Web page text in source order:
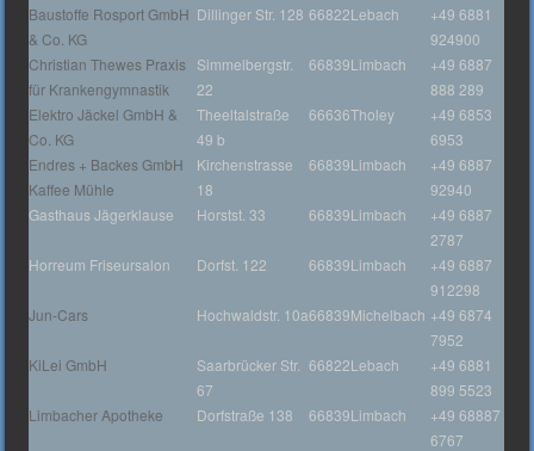
Baustoffe Rosport GmbH
& Co. KG
Dillinger Str. 128 66822Lebach
+49 6881
924900
Christian Thewes Praxis
für Krankengymnastik
Simmelbergstr.
22
66839Limbach
+49 6887
888 289
Elektro Jäckel GmbH &
Co. KG
Theeltalstraße
49 b
66636Tholey
+49 6853
6953
Endres + Backes GmbH
Kaffee Mühle
Kirchenstrasse
18
66839Limbach
+49 6887
92940
Gasthaus Jägerklause
Horstst. 33 66839Limbach
+49 6887
2787
Horreum Friseursalon
Dorfst. 122 66839Limbach
+49 6887
912298
Jun-Cars
Hochwaldstr. 10a66839Michelbach +49 6874
7952
KiLei GmbH
Saarbrücker Str.
67
66822Lebach
+49 6881
899 5523
Limbacher Apotheke
Dorfstraße 138 66839Limbach
+49 68887
6767